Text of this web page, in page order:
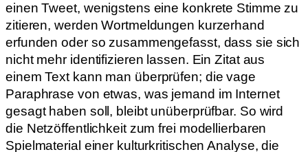
einen Tweet, wenigstens eine konkrete Stimme zu
zitieren, werden Wortmeldungen kurzerhand
erfunden oder so zusammengefasst, dass sie sich
nicht mehr identifizieren lassen. Ein Zitat aus
einem Text kann man überprüfen; die vage
Paraphrase von etwas, was jemand im Internet
gesagt haben soll, bleibt unüberprüfbar. So wird
die Netzöffentlichkeit zum frei modellierbaren
Spielmaterial einer kulturkritischen Analyse, die